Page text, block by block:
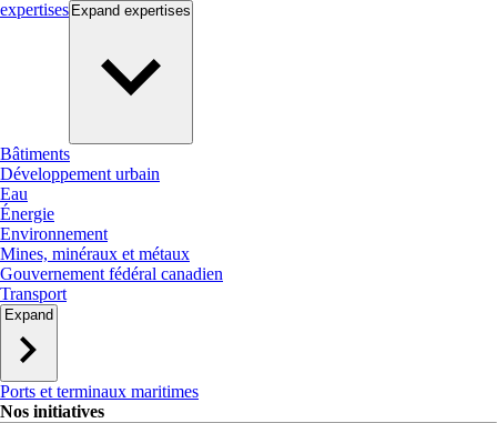
expertises Expand expertises
Bâtiments
Développement urbain
Eau
Énergie
Environnement
Mines, minéraux et métaux
Gouvernement fédéral canadien
Transport
Expand
Ports et terminaux maritimes
Nos initiatives